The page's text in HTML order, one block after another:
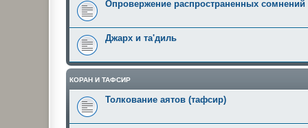
Опровержение распространенных сомнений
Джарх и та'диль
КОРАН И ТАФСИР
Толкование аятов (тафсир)